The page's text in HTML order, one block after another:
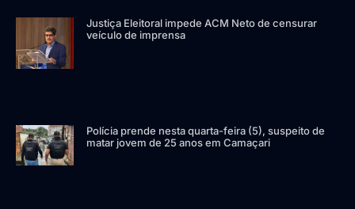
Justiça Eleitoral impede ACM Neto de censurar
veículo de imprensa
Polícia prende nesta quarta-feira (5), suspeito de
matar jovem de 25 anos em Camaçari